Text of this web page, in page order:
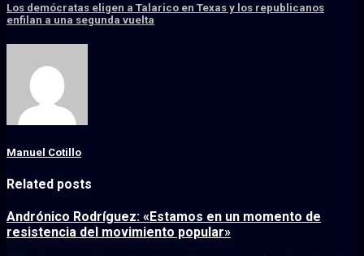
Los demócratas eligen a Talarico en Texas y los republicanos
enfilan a una segunda vuelta
Manuel Cotillo
Related posts
Andrónico Rodríguez: «Estamos en un momento de
resistencia del movimiento popular»